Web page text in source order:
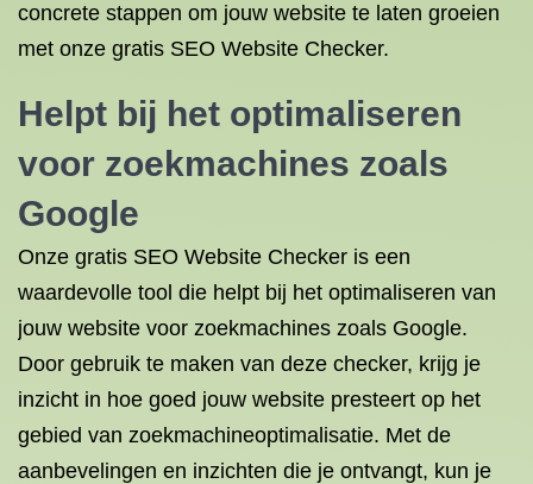
concrete stappen om jouw website te laten groeien
met onze gratis SEO Website Checker.
Helpt bij het optimaliseren
voor zoekmachines zoals
Google
Onze gratis SEO Website Checker is een
waardevolle tool die helpt bij het optimaliseren van
jouw website voor zoekmachines zoals Google.
Door gebruik te maken van deze checker, krijg je
inzicht in hoe goed jouw website presteert op het
gebied van zoekmachineoptimalisatie. Met de
aanbevelingen en inzichten die je ontvangt, kun je